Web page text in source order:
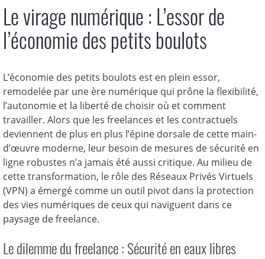
Le virage numérique : L’essor de
l’économie des petits boulots
L’économie des petits boulots est en plein essor,
remodelée par une ère numérique qui prône la flexibilité,
l’autonomie et la liberté de choisir où et comment
travailler. Alors que les freelances et les contractuels
deviennent de plus en plus l’épine dorsale de cette main-
d’œuvre moderne, leur besoin de mesures de sécurité en
ligne robustes n’a jamais été aussi critique. Au milieu de
cette transformation, le rôle des Réseaux Privés Virtuels
(VPN) a émergé comme un outil pivot dans la protection
des vies numériques de ceux qui naviguent dans ce
paysage de freelance.
Le dilemme du freelance : Sécurité en eaux libres